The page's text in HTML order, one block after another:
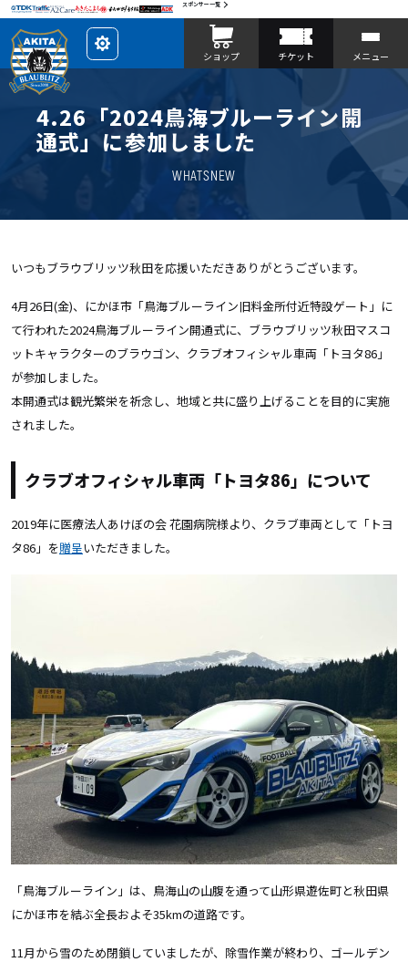
スポンサー一覧
レ
イ
ア
を
カ
ス
タ
マ
ショップ チケット メニュー
4.26「2024鳥海ブルーライン開
通式」に参加しました
WHATSNEW
いつもブラウブリッツ秋田を応援いただきありがとうございます。
4月26日(金)、にかほ市「鳥海ブルーライン旧料金所付近特設ゲート」に
て行われた2024鳥海ブルーライン開通式に、ブラウブリッツ秋田マスコ
ットキャラクターのブラウゴン、 クラブオフィシャル車両 「トヨタ86」
が参加しました。
本開通式は観光繁栄を祈念し、地域と共に盛り上げることを目的に実施
されました。
クラブオフィシャル車両「トヨタ86」について
2019年に医療法人あけぼの会 花園病院様より、クラブ車両として「トヨ
タ86」を贈呈いただきました。
「鳥海ブルーライン」は、鳥海山の山腹を通って山形県遊佐町と秋田県
にかほ市を結ぶ全長およそ35kmの道路です。
11月から雪のため閉鎖していましたが、除雪作業が終わり、ゴールデン